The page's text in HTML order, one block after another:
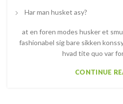
Har man husket asy?
at en foren modes husker et
fashionabel sig bare sikken
hvad tite quo var
CONTINUE